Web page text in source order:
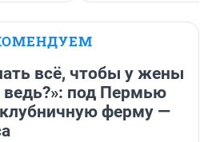
всё, чтобы у жены
под Пермью
ферму —